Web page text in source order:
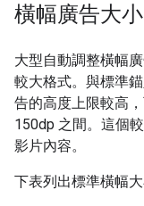
橫幅廣告大小
大型自動調整橫幅
較大格式。與標準
告的高度上限較高
150dp 之間。這個
影片內容。
下表列出標準橫幅大